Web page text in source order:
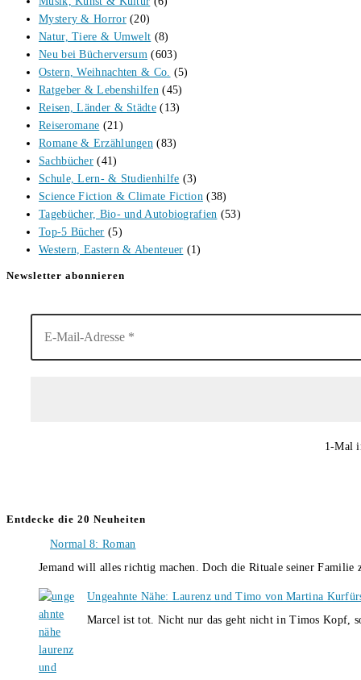
Mystery & Horror (20)
Natur, Tiere & Umwelt (8)
Neu bei Bücherversum (603)
Ostern, Weihnachten & Co. (5)
Ratgeber & Lebenshilfen (45)
Reisen, Länder & Städte (13)
Reiseromane (21)
Romane & Erzählungen (83)
Sachbücher (41)
Schule, Lern- & Studienhilfe (3)
Science Fiction & Climate Fiction (38)
Tagebücher, Bio- und Autobiografien (53)
Top-5 Bücher (5)
Western, Eastern & Abenteuer (1)
Newsletter abonnieren
1-Mal
Entdecke die 20 Neuheiten
Normal 8: Roman
Jemand will alles richtig machen. Doch die Rituale seiner
Ungeahnte Nähe: Laurenz und Timo von Martina
Marcel ist tot. Nicht nur das geht nicht in Timos Kopf,